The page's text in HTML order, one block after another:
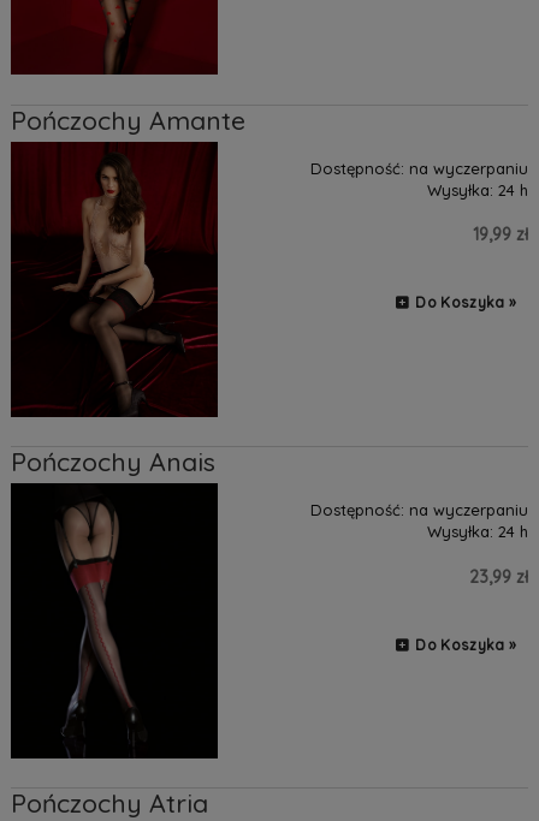
Pończochy Amante
Dostępność: na wyczerpaniu
Wysyłka: 24 h
19,99 zł
Do Koszyka »
Pończochy Anais
Dostępność: na wyczerpaniu
Wysyłka: 24 h
23,99 zł
Do Koszyka »
Pończochy Atria